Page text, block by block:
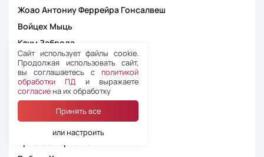
Жоао Антониу Феррейра Гонсалвеш
Войцех Мыць
Клим Заброда
Мартин Руз
Аарон Вин Джонс
Марк Нагтегал
Дмитрий Панчишин
Матье Вернице
Сайт использует файлы cookie.
Продолжая использовать сайт,
вы соглашаетесь с политикой
обработки ПД и выражаете
согласие на их обработку
Принять все
или настроить